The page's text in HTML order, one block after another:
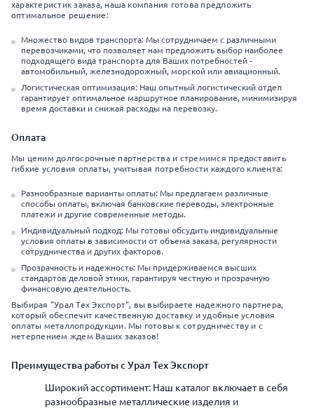
характеристик заказа, наша компания готова предложить
оптимальное решение:
Множество видов транспорта: Мы сотрудничаем с различными
перевозчиками, что позволяет нам предложить выбор наиболее
подходящего вида транспорта для Ваших потребностей -
автомобильный, железнодорожный, морской или авиационный.
Логистическая оптимизация: Наш опытный логистический отдел
гарантирует оптимальное маршрутное планирование, минимизируя
время доставки и снижая расходы на перевозку.
Оплата
Мы ценим долгосрочные партнерства и стремимся предоставить
гибкие условия оплаты, учитывая потребности каждого клиента:
Разнообразные варианты оплаты: Мы предлагаем различные
способы оплаты, включая банковские переводы, электронные
платежи и другие современные методы.
Индивидуальный подход: Мы готовы обсудить индивидуальные
условия оплаты в зависимости от объема заказа, регулярности
сотрудничества и других факторов.
Прозрачность и надежность: Мы придерживаемся высших
стандартов деловой этики, гарантируя честную и прозрачную
финансовую деятельность.
Выбирая "Урал Тех Экспорт", вы выбираете надежного партнера,
который обеспечит качественную доставку и удобные условия
оплаты металлопродукции. Мы готовы к сотрудничеству и с
нетерпением ждем Ваших заказов!
Преимущества работы с Урал Тех Экспорт
Широкий ассортимент: Наш каталог включает в себя
разнообразные металлические изделия и